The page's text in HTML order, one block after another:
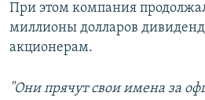
При этом компания
миллионы долларов
акционерам.
"Они прячут свои имена за